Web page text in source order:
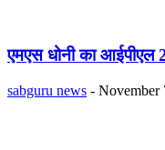
एमएस धोनी का आईपीएल
sabguru news - November